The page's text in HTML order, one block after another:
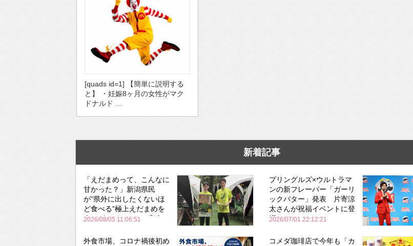
[quads id=1] 【簡単に説明する
と】 ・妊娠8ヶ月の女性がマク
ドナルド …
新着記事
「えだまめって、こんなに
甘かった？」新潟県民
が“県外に出したくないほ
ど食べる”極上えだまめを
森のビアガーデンで実食
2026/08/05 11:06:51
プリングルズ×ウルトラマ
ンの新フレーバー「ガーリ
ックバター」発表 片寄涼
太さんが祝福イベントに登
場
2026/07/01 22:12:21
外食市場、コロナ禍後初め
コメダ珈琲店で今年も「カ